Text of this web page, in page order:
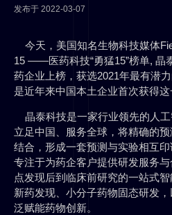
发布于 2022-03-07
今天，美国知名生物科技媒体
15 ——医药科技“勇猛15”榜单, 晶
药企业上榜，获选2021年最有潜
是近年来中国本土企业首次获得这
晶泰科技是一家行业领先的人工
立足中国、服务全球，将精确的
结合，形成一套预测与实验相互
专注于为药企客户提供研发服务
点发现后到临床前研究的一站式
新药发现、小分子药物固态研发
泛赋能药物创新。